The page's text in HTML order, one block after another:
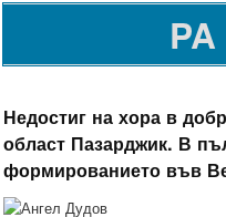
Недостиг на хора в
област Пазарджик. В
формированието във